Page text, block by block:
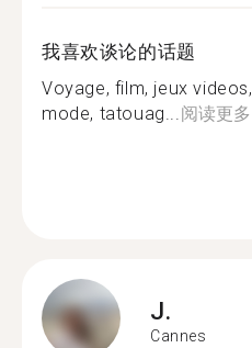
我喜欢谈论的话题
Voyage, film, jeux
mode, tatouag...阅读更多
J.
Cannes